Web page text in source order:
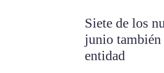
Siete de los
junio también
entidad